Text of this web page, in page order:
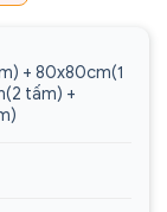
Quang
+ 80x80cm(1
tấm) +